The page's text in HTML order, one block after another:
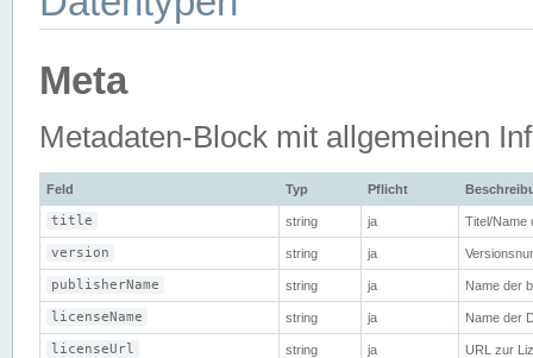
Meta
Metadaten-Block mit allgemeinen
Feld Typ Pflicht
title string ja Titel/Name
version string ja
publisherName string ja Name der
licenseName string ja Name der
licenseUrl string ja URL zur